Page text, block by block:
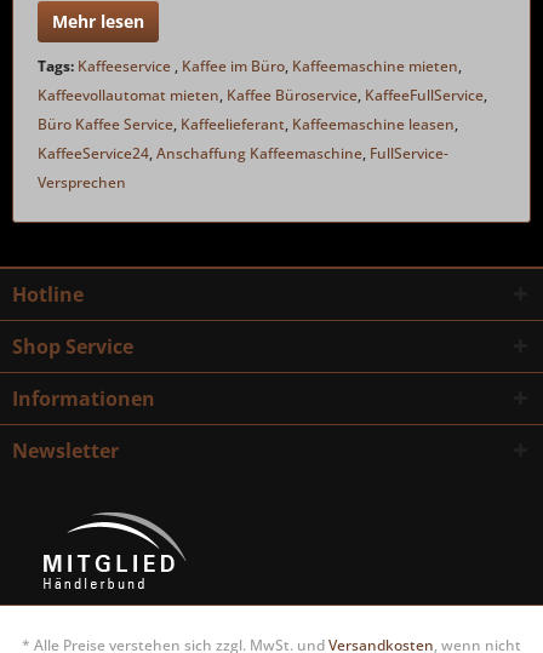
Mehr lesen
Tags: Kaffeeservice , Kaffee im Büro, Kaffeemaschine mieten,
Kaffeevollautomat mieten, Kaffee Büroservice, KaffeeFullService,
Büro Kaffee Service, Kaffeelieferant, Kaffeemaschine leasen,
KaffeeService24,Anschaffung Kaffeemaschine, FullService-
Versprechen
Hotline
Shop Service
Informationen
Newsletter
* Alle Preise verstehen sich zzgl. MwSt. undVersandkosten, wenn nicht